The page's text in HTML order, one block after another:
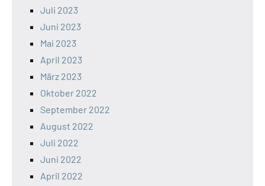
Juli 2023
Juni 2023
Mai 2023
April 2023
März 2023
Oktober 2022
September 2022
August 2022
Juli 2022
Juni 2022
April 2022